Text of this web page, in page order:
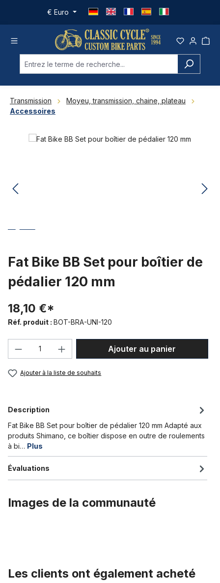
Passer au contenu principal
€ Euro
Transmission
Moyeu, transmission, chaine, plateau
Accessoires
Ignorer la galerie d'images
Fat Bike BB Set pour boîtier de
pédalier 120 mm
18,10 €*
Réf. produit : BOT-BRA-UNI-120
Quantité de produit : Entrez la
Ajouter au panier
Ajouter à la liste de souhaits
Description
Fat Bike BB Set pour boîtier de pédalier 120 mm Adapté aux
produits Shimano, ce boîtier dispose en outre de roulements
à bi… Plus
Évaluations
Images de la communauté
Les clients ont également acheté